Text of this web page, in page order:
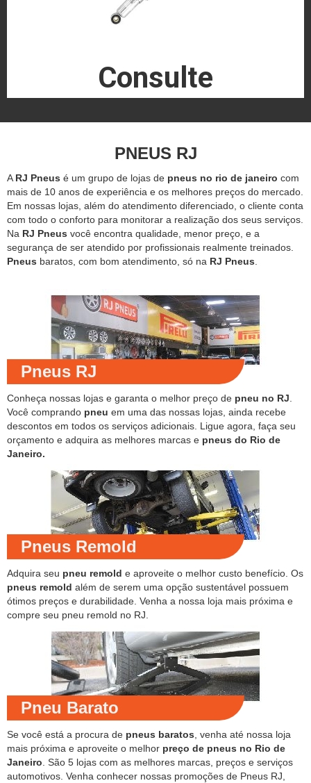
Consulte
PNEUS RJ
A RJ Pneus é um grupo de lojas de pneus no rio de janeiro com
mais de 10 anos de experiência e os melhores preços do mercado.
Em nossas lojas, além do atendimento diferenciado, o cliente conta
com todo o conforto para monitorar a realização dos seus serviços.
Na RJ Pneus você encontra qualidade, menor preço, e a
segurança de ser atendido por profissionais realmente treinados.
Pneus baratos, com bom atendimento, só na RJ Pneus
Pneus RJ
Conheça nossas lojas e garanta o melhor preço de pneu no RJ
Você comprando pneu em uma das nossas lojas, ainda recebe
descontos em todos os serviços adicionais. Ligue agora, faça seu
orçamento e adquira as melhores marcas e pneus do Rio de
Janeiro.
Pneus Remold
Adquira seu pneu remold e aproveite o melhor custo benefício. Os
pneus remold além de serem uma opção sustentável possuem
ótimos preços e durabilidade. Venha a nossa loja mais próxima e
compre seu pneu remold no RJ.
Pneu Barato
Se você está a procura de pneus baratos , venha até nossa loja
mais próxima e aproveite o melhor preço de pneus no Rio de
Janeiro . São 5 lojas com as melhores marcas, preços e serviços
automotivos. Venha conhecer nossas promoções de Pneus RJ,